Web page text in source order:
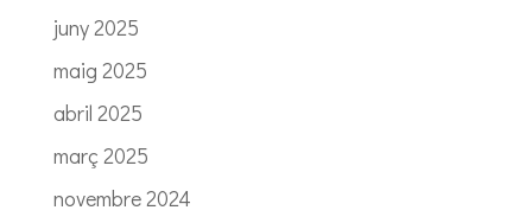
juny 2025
maig 2025
abril 2025
març 2025
novembre 2024